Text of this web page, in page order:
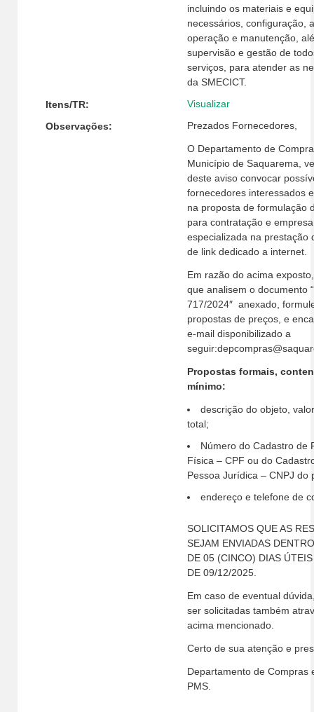
incluindo os materiais e
necessários, configuração,
operação e manutenção,
supervisão e gestão de
serviços, para atender as
da SMECICT.
Itens/TR: Visualizar
Observações: Prezados Fornecedores,
O Departamento de
Município de Saquarema,
deste aviso convocar
fornecedores interessados
na proposta de formulação
para contratação e empresa
especializada na prestação
de link dedicado a internet.
Em razão do acima
que analisem o documento
717/2024″ anexado,
propostas de preços, e
e-mail disponibilizado a
Propostas formais,
mínimo:
descrição do objeto,
total;
Número do Cadastro de
Física – CPF ou do
Pessoa Jurídica – CNPJ do
endereço e telefone de
SOLICITAMOS QUE AS
SEJAM ENVIADAS
DE 05 (CINCO) DIAS ÚTEIS
DE 09/12/2025.
Em caso de eventual
ser solicitadas também
acima mencionado.
Certo de sua atenção e
Departamento de Compras
PMS.